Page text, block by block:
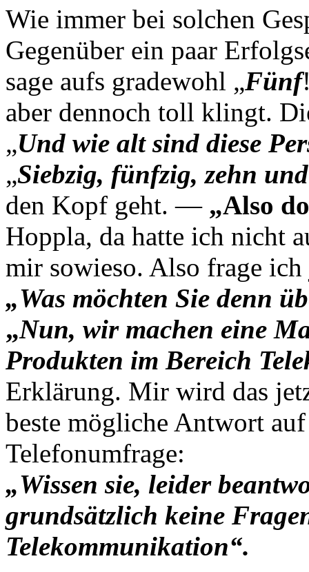
Wie immer bei solchen
Gegenüber ein paar
sage aufs gradewohl „Fünf
aber dennoch toll klingt.
„Und wie alt sind diese
„Siebzig, fünfzig, zehn
den Kopf geht. — „Also
Hoppla, da hatte ich nicht
mir sowieso. Also frage
„Was möchten Sie denn
„Nun, wir machen eine
Produkten im Bereich
Erklärung. Mir wird das
beste mögliche Antwort
Telefonumfrage:
„Wissen sie, leider
grundsätzlich keine
Telekommunikation“.